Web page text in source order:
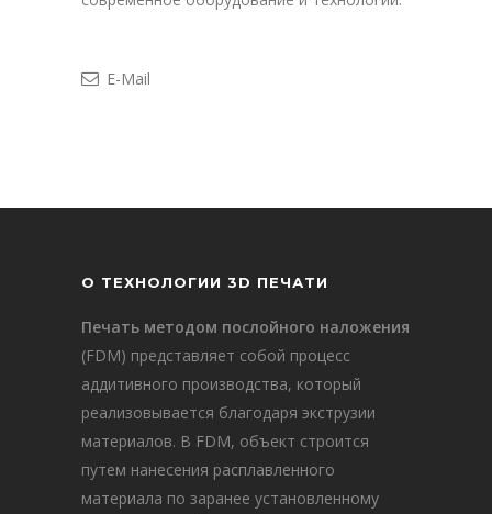
E-Mail
О ТЕХНОЛОГИИ 3D ПЕЧАТИ
Печать методом послойного наложения
(FDM) представляет собой процесс
аддитивного производства, который
реализовывается благодаря экструзии
материалов. В FDM, объект строится
путем нанесения расплавленного
материала по заранее установленному